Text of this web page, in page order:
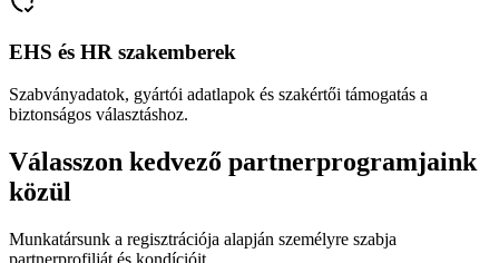
EHS és HR szakemberek
Szabványadatok, gyártói adatlapok és szakértői támogatás a
biztonságos választáshoz.
Válasszon kedvező partnerprogramjaink
közül
Munkatársunk a regisztrációja alapján személyre szabja
partnerprofilját és kondícióit.